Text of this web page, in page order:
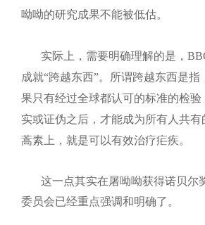
呦呦的研究成果不能被低估。
实际上，需要明确理解的是，
成就“跨越东西”。所谓跨越东西是
果只有经过全球都认可的标准的检验
实或证伪之后，才能成为所有人共
蒿素上，就是可以有效治疗疟疾。
这一点其实在屠呦呦获得诺贝尔
委员会已经重点强调和明确了。